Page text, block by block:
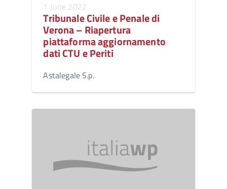
1 June 2022
Tribunale Civile e Penale di
Verona – Riapertura
piattaforma aggiornamento
dati CTU e Periti
Astalegale S.p.